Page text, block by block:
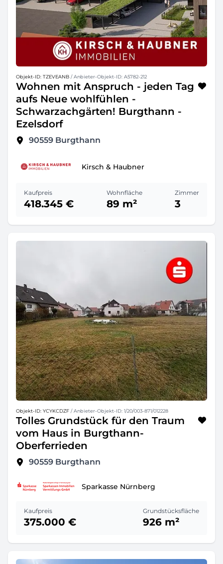
Objekt-ID: TZEVEANB / Anbieter-Objekt-ID: A5782-212
Wohnen mit Anspruch - jeden Tag
aufs Neue wohlfühlen -
Schwarzachgärten! Burgthann -
Ezelsdorf
90559 Burgthann
Kirsch & Haubner
Kaufpreis
418.345 €
Wohnfläche
89 m²
Zimmer
3
Objekt-ID: YCYKCDZF / Anbieter-Objekt-ID: 1/20/003-871/012228
Tolles Grundstück für den Traum
vom Haus in Burgthann-
Oberferrieden
90559 Burgthann
Sparkasse Nürnberg
Kaufpreis
375.000 €
Grundstücksfläche
926 m²